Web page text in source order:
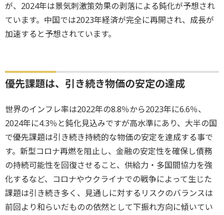
が、2024年は景気刺激策効果の剥落による鈍化が予想され
ています。中国では2023年経済が完全に再開され、成長が
加速すると予想されています。
優先課題は、引き続き物価の安定の達成
世界のインフレ率は2022年の8.8％から2023年に6.6％、
2024年に4.3％と鈍化見込みですが高水準にあり、大半の国
で優先課題は引き続き持続的な物価の安定を達成する事で
す。新型コロナ再燃を阻止し、金融の安定性を確保し債務
の持続可能性を回復させること、供給力・多国間協力を強
化するなど、コロナやウクライナでの戦争によって生じた
課題は引き続き多く、見通しに対するリスクのバランスは
前回より和らいだものの依然として下振れ方向に傾いてい